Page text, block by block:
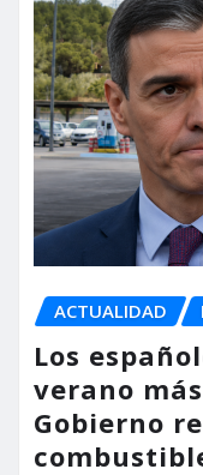
ACTUALIDAD
Los
verano
Gobierno